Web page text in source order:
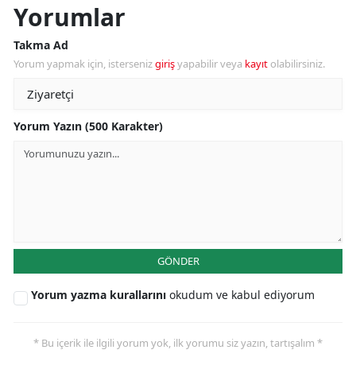
Yorumlar
Takma Ad
Yorum yapmak için, istersenizgirişyapabilir veya kayıt olabilirsiniz.
Yorum Yazın (500 Karakter)
GÖNDER
Yorum yazma kurallarını okudum ve kabul ediyorum
* Bu içerik ile ilgili yorum yok, ilk yorumu siz yazın, tartışalım *